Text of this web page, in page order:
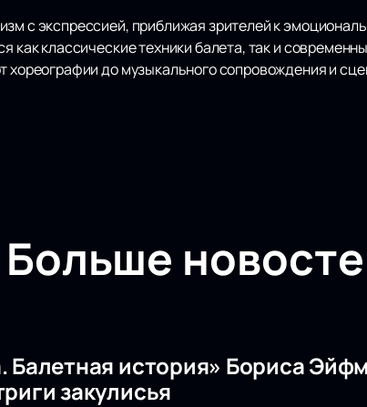
с экспрессией, приближая зрителей к
как классические техники балета, так и
хореографии до музыкального сопровождения и
Больше
Балетная история» Бориса
закулисья